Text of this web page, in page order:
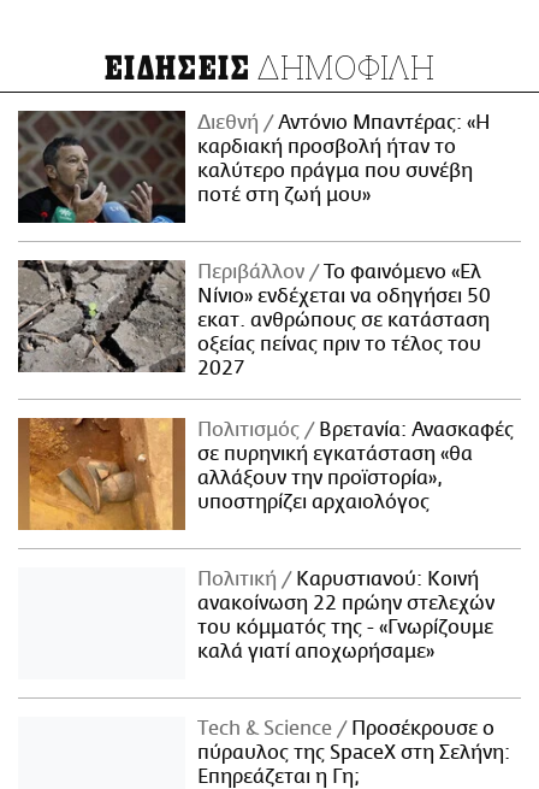
ΕΙΔΗΣΕΙΣ ΔΗΜΟΦΙΛΗ
Διεθνή
Αντόνιο Μπαντέρας: «Η
καρδιακή προσβολή ήταν το
καλύτερο πράγμα που συνέβη
ποτέ στη ζωή μου»
Περιβάλλον
Το φαινόμενο «Ελ
Νίνιο» ενδέχεται να οδηγήσει 50
εκατ. ανθρώπους σε κατάσταση
οξείας πείνας πριν το τέλος του
2027
Πολιτισμός
Βρετανία: Ανασκαφές
σε πυρηνική εγκατάσταση «θα
αλλάξουν την προϊστορία»,
υποστηρίζει αρχαιολόγος
Πολιτική
Καρυστιανού: Κοινή
ανακοίνωση 22 πρώην στελεχών
του κόμματός της - «Γνωρίζουμε
καλά γιατί αποχωρήσαμε»
Τech & Science
Προσέκρουσε ο
πύραυλος της SpaceX στη Σελήνη:
Επηρεάζεται η Γη;